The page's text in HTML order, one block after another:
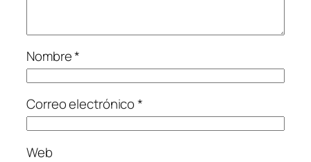
Nombre*
Correo electrónico*
Web